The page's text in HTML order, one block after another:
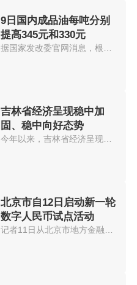
9日国内成品油每吨分别
提高345元和330元
吉林省经济呈现稳中加
固、稳中向好态势
今年以来，吉林省经济呈现稳中加...
北京市自12日启动新一轮
数字人民币试点活动